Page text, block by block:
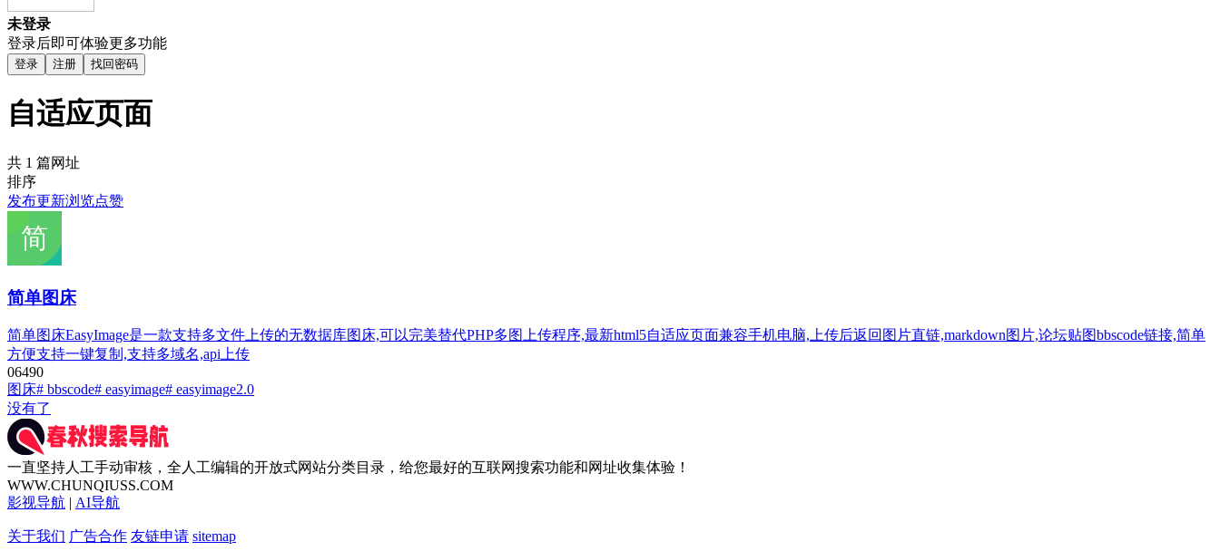
未登录
登录后即可体验更多功能
登录 注册 找回密码
自适应页面
共 1 篇网址
排序
发布更新浏览点赞
简单图床
简单图床EasyImage是一款支持多文件上传的无数据库图床,可以完美替代PHP多图上传程序,最新html5自适应页面兼容手机电脑,上传后返回图片直链,markdown图片,论坛贴图bbscode链接,简单
方便支持一键复制,支持多域名,api上传
06490
图床# bbscode# easyimage# easyimage2.0
没有了
一直坚持人工手动审核，全人工编辑的开放式网站分类目录，给您最好的互联网搜索功能和网址收集体验！
WWW.CHUNQIUSS.COM
影视导航 | AI导航
关于我们 广告合作 友链申请 sitemap